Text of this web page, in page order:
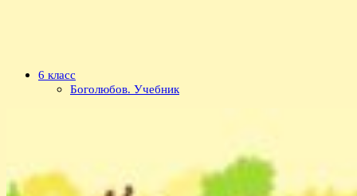
6 класс
Боголюбов. Учебник